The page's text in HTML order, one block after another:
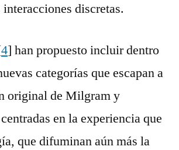
interacciones discretas.
4] han propuesto incluir dentro
categorías que escapan a
original de Milgram y
en la experiencia que
que difuminan aún más la